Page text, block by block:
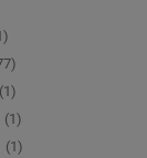
(1)
(1)
(1)